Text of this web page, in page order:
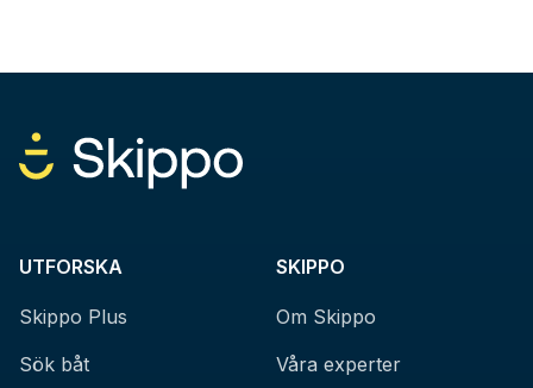
UTFORSKA
Skippo Plus
Sök båt
SKIPPO
Om Skippo
Våra experter